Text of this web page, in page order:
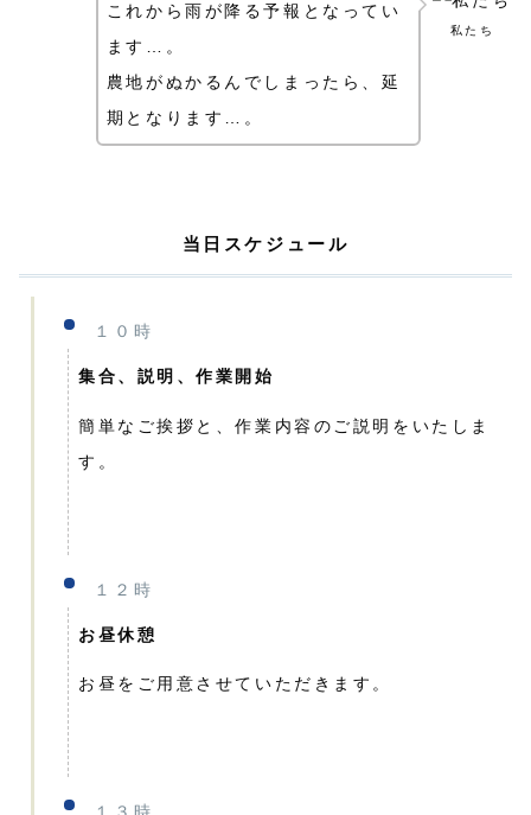
私たち
これから雨が降る予報となってい
ます…。
農地がぬかるんでしまったら、延
期となります…。
当日スケジュール
１０時
集合、説明、作業開始
簡単なご挨拶と、作業内容のご説明をいたしま
す。
１２時
お昼休憩
お昼をご用意させていただきます。